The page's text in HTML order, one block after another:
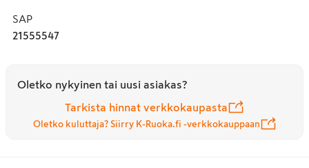
SAP
21555547
Oletko nykyinen tai uusi asiakas?
Tarkista hinnat verkkokaupasta
Oletko kuluttaja? Siirry K-Ruoka.fi -verkkokauppaan